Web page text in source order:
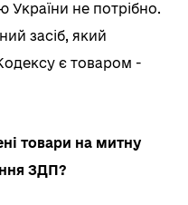
України не потрібно.
засіб, який
є товаром -
товари на митну
ЗДП?